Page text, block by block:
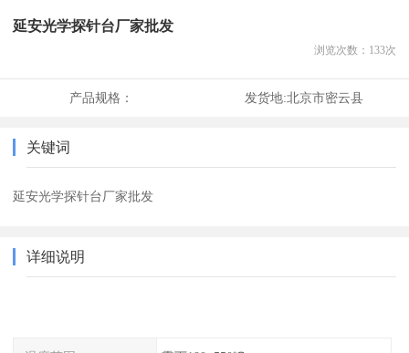
延安光学探针台厂家批发
浏览次数： 133次
产品规格： 发货地:北京市密云县
关键词
延安光学探针台厂家批发
详细说明